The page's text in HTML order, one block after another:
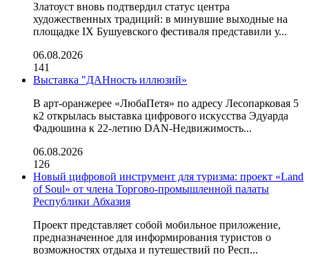
Златоуст вновь подтвердил статус центра
художественных традиций: в минувшие выходные на
площадке IX Бушуевского фестиваля представили у...
06.08.2026
141
Выставка "ДАНность иллюзий»
В арт-оранжерее «ЛюбаПетя» по адресу Лесопарковая 5
к2 открылась выставка цифрового искусства Эдуарда
Фадюшина к 22-летию DAN-Недвижимость...
06.08.2026
126
Новый цифровой инструмент для туризма: проект «Land
of Soul» от члена Торгово-промышленной палаты
Республики Абхазия
Проект представляет собой мобильное приложение,
предназначенное для информирования туристов о
возможностях отдыха и путешествий по Респ...